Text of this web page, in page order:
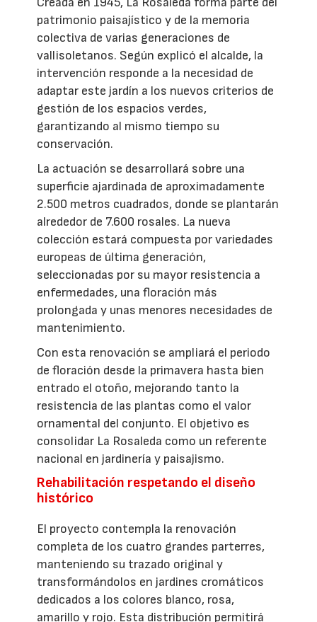
patrimonio paisajístico y de la memoria
colectiva de varias generaciones de
vallisoletanos. Según explicó el alcalde, la
intervención responde a la necesidad de
adaptar este jardín a los nuevos criterios de
gestión de los espacios verdes,
garantizando al mismo tiempo su
conservación.
La actuación se desarrollará sobre una
superficie ajardinada de aproximadamente
2.500 metros cuadrados, donde se plantarán
alrededor de 7.600 rosales. La nueva
colección estará compuesta por variedades
europeas de última generación,
seleccionadas por su mayor resistencia a
enfermedades, una floración más
prolongada y unas menores necesidades de
mantenimiento.
Con esta renovación se ampliará el periodo
de floración desde la primavera hasta bien
entrado el otoño, mejorando tanto la
resistencia de las plantas como el valor
ornamental del conjunto. El objetivo es
consolidar La Rosaleda como un referente
nacional en jardinería y paisajismo.
Rehabilitación respetando el diseño
histórico
El proyecto contempla la renovación
completa de los cuatro grandes parterres,
manteniendo su trazado original y
transformándolos en jardines cromáticos
dedicados a los colores blanco, rosa,
amarillo y rojo. Esta distribución permitirá